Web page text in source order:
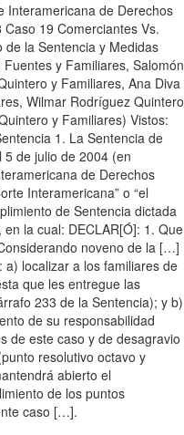
Interamericana de Derechos
19 Comerciantes Vs.
la Sentencia y Medidas
y Familiares, Salomón
y Familiares, Ana Diva
Wilmar Rodríguez Quintero
y Familiares) Vistos:
1. La Sentencia de
de julio de 2004 (en
de Derechos
Interamericana” o “el
de Sentencia dictada
la cual: DECLAR[Ó]: 1. Que
noveno de la […]
a) localizar a los familiares de
que les entregue las
233 de la Sentencia); y b)
de su responsabilidad
de este caso y de desagravio
resolutivo octavo y
abierto el
de los puntos
caso […].